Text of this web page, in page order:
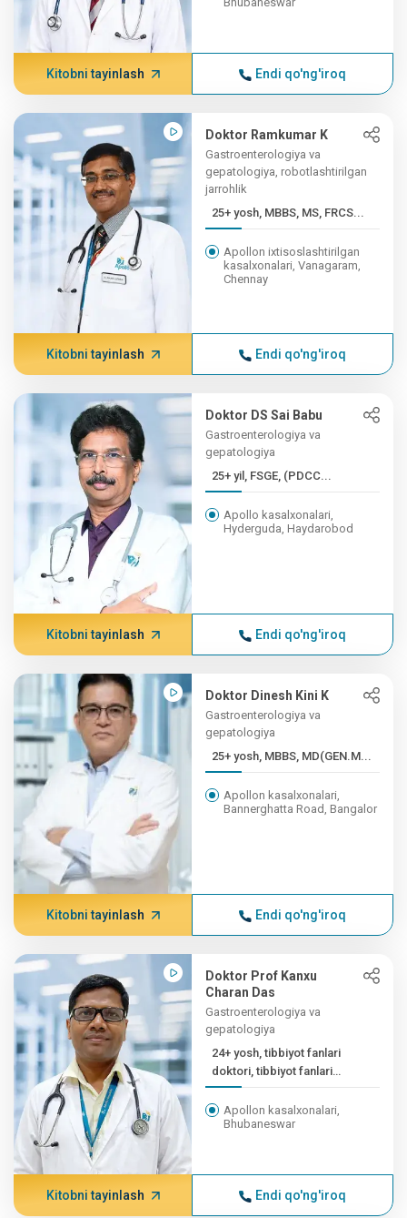
Kitobni tayinlash Endi qo'ng'iroq
Doktor Ramkumar K
Gastroenterologiya va
gepatologiya, robotlashtirilgan
jarrohlik
25+ yosh, MBBS, MS, FRCS...
Apollon ixtisoslashtirilgan
kasalxonalari, Vanagaram,
Chennay
Kitobni tayinlash Endi qo'ng'iroq
Doktor DS Sai Babu
Gastroenterologiya va
gepatologiya
25+ yil, FSGE, (PDCC...
Apollo kasalxonalari,
Hyderguda, Haydarobod
Kitobni tayinlash Endi qo'ng'iroq
Doktor Dinesh Kini K
Gastroenterologiya va
gepatologiya
25+ yosh, MBBS, MD(GEN.M...
Apollon kasalxonalari,
Bannerghatta Road, Bangalor
Kitobni tayinlash Endi qo'ng'iroq
Doktor Prof Kanxu
Charan Das
Gastroenterologiya va
gepatologiya
24+ yosh, tibbiyot fanlari
doktori, tibbiyot fanlari
doktori (CMC VE...
Apollon kasalxonalari,
Bhubaneswar
Kitobni tayinlash Endi qo'ng'iroq